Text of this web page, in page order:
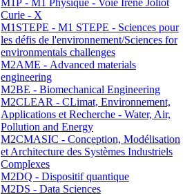
M1P - M1 Physique - Voie Irène Joliot
Curie - X
M1STEPE - M1 STEPE - Sciences pour
les défis de l'environnement/Sciences for
environmentals challenges
M2AME - Advanced materials
engineering
M2BE - Biomechanical Engineering
M2CLEAR - CLimat, Environnement,
Applications et Recherche - Water, Air,
Pollution and Energy
M2CMASIC - Conception, Modélisation
et Architecture des Systèmes Industriels
Complexes
M2DQ - Dispositif quantique
M2DS - Data Sciences